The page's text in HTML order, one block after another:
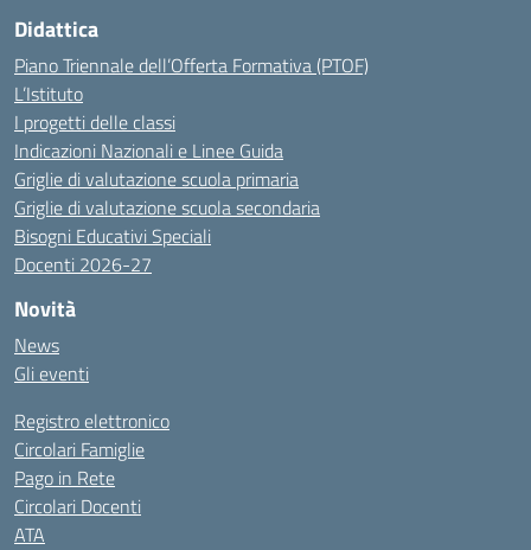
Didattica
Piano Triennale dell’Offerta Formativa (PTOF)
L’Istituto
I progetti delle classi
Indicazioni Nazionali e Linee Guida
Griglie di valutazione scuola primaria
Griglie di valutazione scuola secondaria
Bisogni Educativi Speciali
Docenti 2026-27
Novità
News
Gli eventi
Registro elettronico
Circolari Famiglie
Pago in Rete
Circolari Docenti
ATA